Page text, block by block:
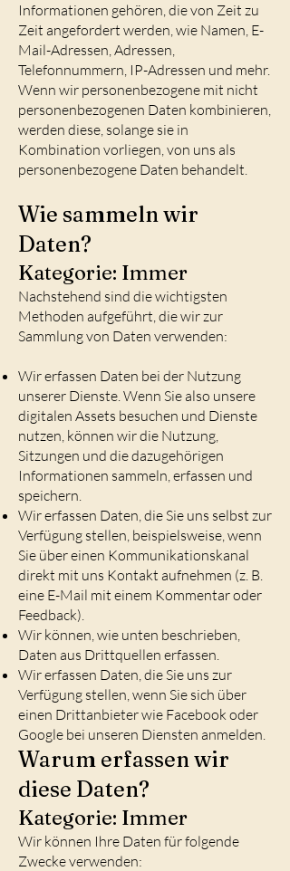
Informationen gehören, die von Zeit zu
Zeit angefordert werden, wie Namen, E-
Mail-Adressen, Adressen,
Telefonnummern, IP-Adressen und mehr.
Wenn wir personenbezogene mit nicht
personenbezogenen Daten kombinieren,
werden diese, solange sie in
Kombination vorliegen, von uns als
personenbezogene Daten behandelt.
Wie sammeln wir
Daten?
Kategorie: Immer
Nachstehend sind die wichtigsten
Methoden aufgeführt, die wir zur
Sammlung von Daten verwenden:
Wir erfassen Daten bei der Nutzung
unserer Dienste. Wenn Sie also unsere
digitalen Assets besuchen und Dienste
nutzen, können wir die Nutzung,
Sitzungen und die dazugehörigen
Informationen sammeln, erfassen und
speichern.
Wir erfassen Daten, die Sie uns selbst zur
Verfügung stellen, beispielsweise, wenn
Sie über einen Kommunikationskanal
direkt mit uns Kontakt aufnehmen (z. B.
eine E-Mail mit einem Kommentar oder
Feedback).
Wir können, wie unten beschrieben,
Daten aus Drittquellen erfassen.
Wir erfassen Daten, die Sie uns zur
Verfügung stellen, wenn Sie sich über
einen Drittanbieter wie Facebook oder
Google bei unseren Diensten anmelden.
Warum erfassen wir
diese Daten?
Kategorie: Immer
Wir können Ihre Daten für folgende
Zwecke verwenden: